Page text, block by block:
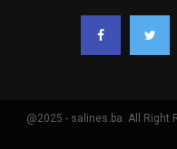
@2025 - salines.ba. All Right